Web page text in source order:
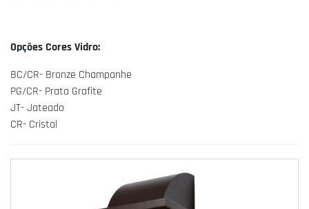
Opções Cores Vidro:
BC/CR- Bronze Champanhe
PG/CR- Prata Grafite
JT- Jateado
CR- Cristal